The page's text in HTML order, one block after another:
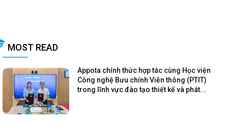
MOST READ
Appota chính thức hợp tác cùng Học viện
Công nghệ Bưu chính Viễn thông (PTIT)
trong lĩnh vực đào tạo thiết kế và phát...